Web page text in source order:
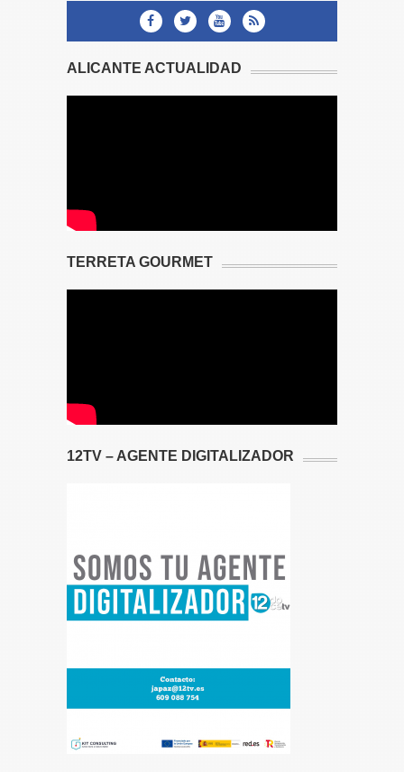
ALICANTE ACTUALIDAD
TERRETA GOURMET
12TV – AGENTE DIGITALIZADOR